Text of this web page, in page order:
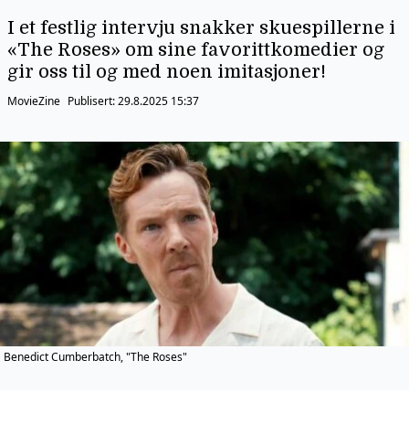
I et festlig intervju snakker skuespillerne i
«The Roses» om sine favorittkomedier og
gir oss til og med noen imitasjoner!
MovieZine Publisert:29.8.2025 15:37
Benedict Cumberbatch, "The Roses"